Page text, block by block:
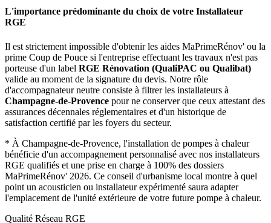
L'importance prédominante du choix de votre Installateur
RGE
Il est strictement impossible d'obtenir les aides MaPrimeRénov' ou la
prime Coup de Pouce si l'entreprise effectuant les travaux n'est pas
porteuse d'un label RGE Rénovation (QualiPAC ou Qualibat)
valide au moment de la signature du devis. Notre rôle
d'accompagnateur neutre consiste à filtrer les installateurs à
Champagne-de-Provence pour ne conserver que ceux attestant des
assurances décennales réglementaires et d'un historique de
satisfaction certifié par les foyers du secteur.
* À Champagne-de-Provence, l'installation de pompes à chaleur
bénéficie d'un accompagnement personnalisé avec nos installateurs
RGE qualifiés et une prise en charge à 100% des dossiers
MaPrimeRénov' 2026. Ce conseil d'urbanisme local montre à quel
point un acousticien ou installateur expérimenté saura adapter
l'emplacement de l'unité extérieure de votre future pompe à chaleur.
Qualité Réseau RGE